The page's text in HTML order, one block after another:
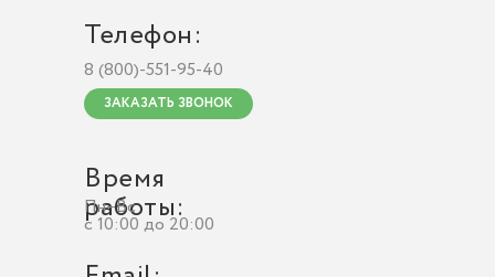
Телефон:
8 (800)-551-95-40
ЗАКАЗАТЬ ЗВОНОК
Время
работы:
Пн–Вс
c 10:00 до 20:00